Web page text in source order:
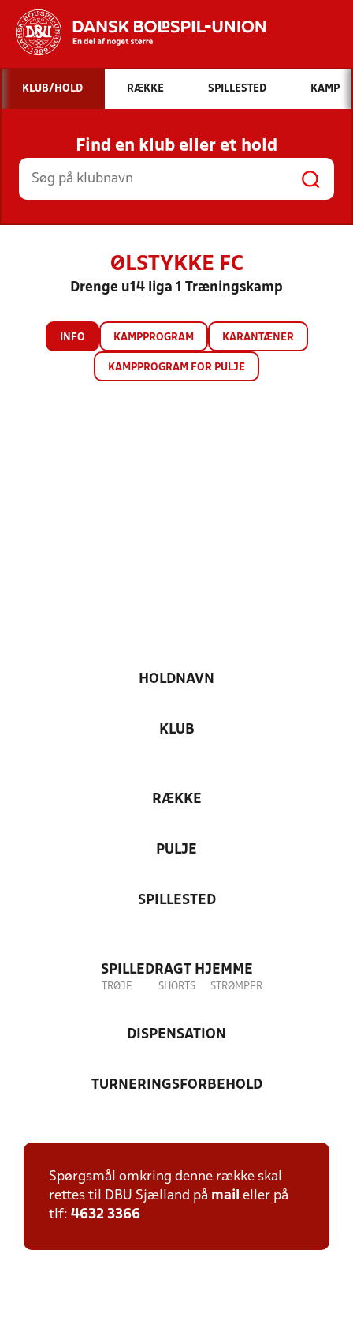
Hvad vil du søge efter?
INDHOLD OG NYHEDER
STILLINGER, RESULTATER, KLUBBER OG
HOLD
KLUB/HOLD RÆKKE SPILLESTED KAMP
Find en klub eller et hold
ØLSTYKKE FC
Drenge u14 liga 1 Træningskamp
INFO KAMPPROGRAM KARANTÆNER
KAMPPROGRAM FOR PULJE
HOLDNAVN
KLUB
RÆKKE
PULJE
SPILLESTED
SPILLEDRAGT HJEMME
TRØJE SHORTS STRØMPER
DISPENSATION
TURNERINGSFORBEHOLD
Spørgsmål omkring denne række skal
rettes til DBU Sjælland på mail eller på
tlf: 4632 3366